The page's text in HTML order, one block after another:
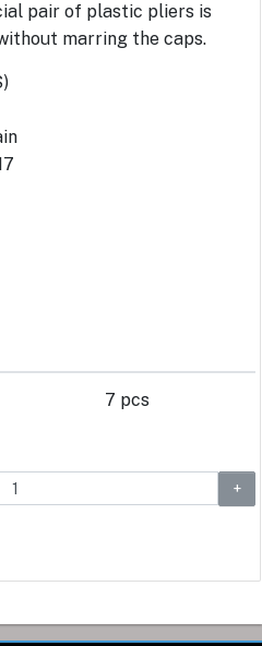
pair of plastic pliers is
marring the caps.
7 pcs